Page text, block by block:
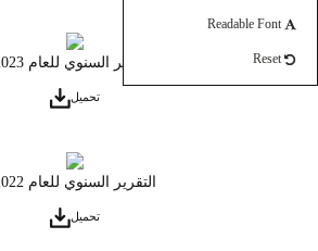
Readable Font
Reset التقرير السنوي للعام 2023
تحميل
التقرير السنوي للعام 2022
تحميل